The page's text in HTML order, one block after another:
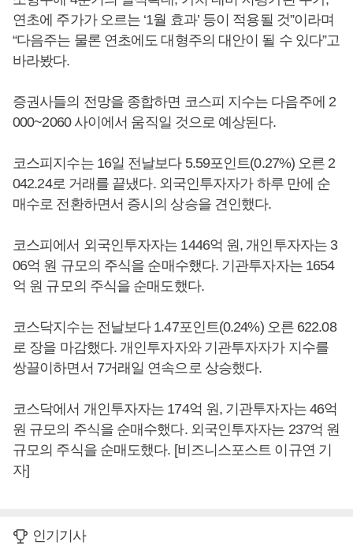
연초에 주가가 오르는 ‘1월 효과’ 등이 적용될 것”이라며
“다음주는 물론 연초에도 대형주의 대안이 될 수 있다”고
바라봤다.
증권사들의 전망을 종합하면 코스피 지수는 다음주에 2
000~2060 사이에서 움직일 것으로 예상된다.
코스피지수는 16일 전날보다 5.59포인트(0.27%) 오른 2
042.24로 거래를 끝냈다. 외국인투자자가 하루 만에 순
매수로 전환하면서 증시의 상승을 견인했다.
코스피에서 외국인투자자는 1446억 원, 개인투자자는 3
06억 원 규모의 주식을 순매수했다. 기관투자자는 1654
억 원 규모의 주식을 순매도했다.
코스닥지수는 전날보다 1.47포인트(0.24%) 오른 622.08
로 장을 마감했다. 개인투자자와 기관투자자가 지수를
쌍끌이하면서 7거래일 연속으로 상승했다.
코스닥에서 개인투자자는 174억 원, 기관투자자는 46억
원 규모의 주식을 순매수했다. 외국인투자자는 237억 원
규모의 주식을 순매도했다. [비즈니스포스트 이규연 기
자]
인기기사